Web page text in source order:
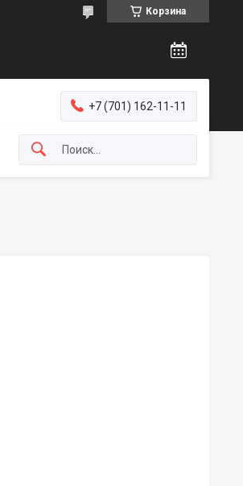
Корзина
+7 (701) 162-11-11